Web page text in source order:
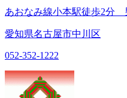
あおなみ線小本駅徒歩2分
愛知県名古屋市中川区
052-352-1222